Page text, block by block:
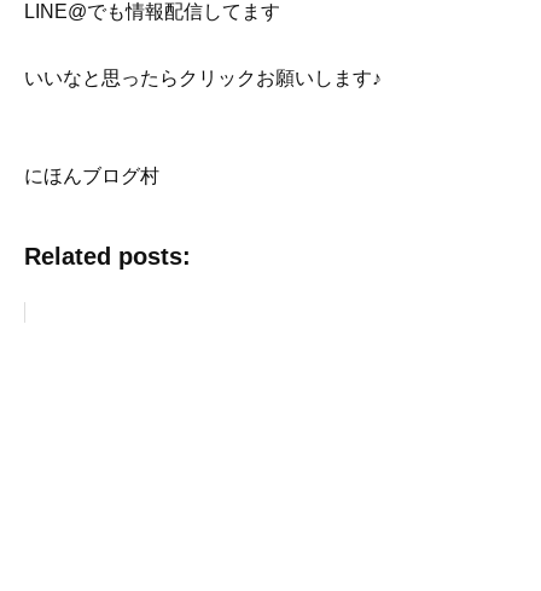
LINE@でも情報配信してます
いいなと思ったらクリックお願いします♪
にほんブログ村
Related posts: